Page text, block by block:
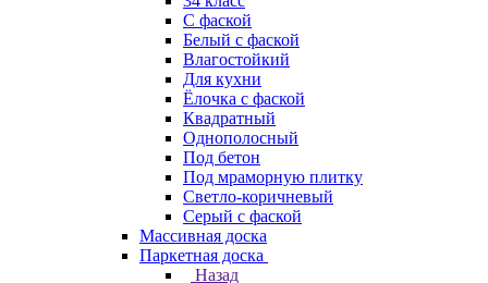
C фаской
Белый с фаской
Влагостойкий
Для кухни
Ёлочка с фаской
Квадратный
Однополосный
Под бетон
Под мраморную плитку
Светло-коричневый
Серый с фаской
Массивная доска
Паркетная доска
Назад